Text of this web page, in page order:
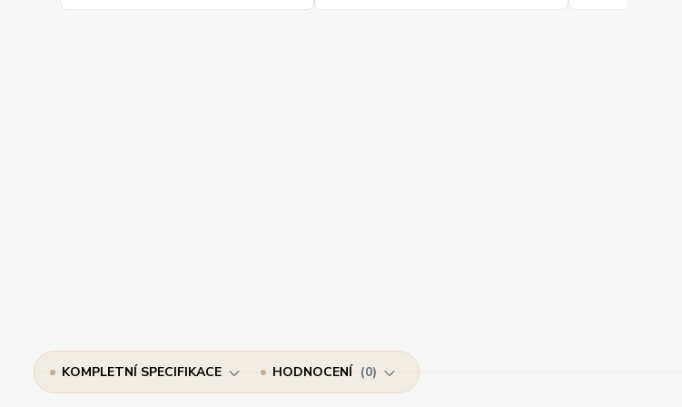
KOMPLETNÍ SPECIFIKACE HODNOCENÍ 0